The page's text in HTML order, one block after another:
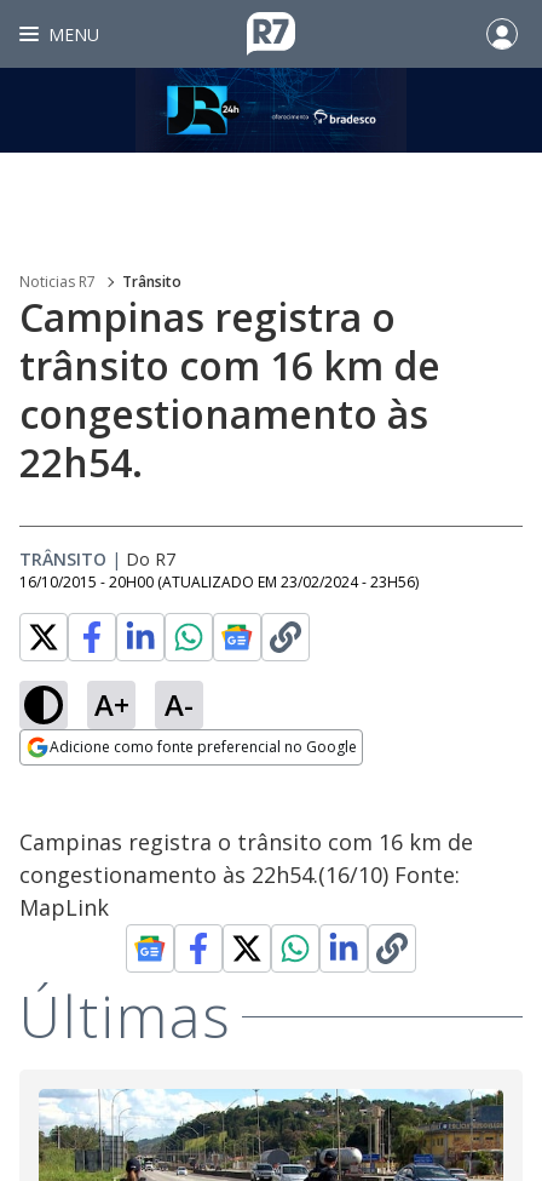
MENU
Noticias R7 Trânsito
Campinas registra o
trânsito com 16 km de
congestionamento às
22h54.
TRÂNSITO | Do R7
16/10/2015 - 20H00 (ATUALIZADO EM 23/02/2024 - 23H56)
A+ A-
Adicione como fonte preferencial no Google
Campinas registra o trânsito com 16 km de
congestionamento às 22h54.(16/10) Fonte:
MapLink
Últimas